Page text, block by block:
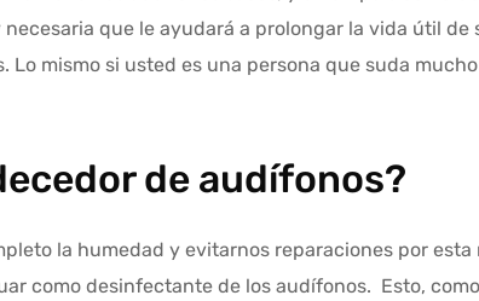
que le ayudará a prolongar la vida útil de
mismo si usted es una persona que suda
de audífonos?
la humedad y evitarnos reparaciones por esta
como desinfectante de los audífonos. Esto,